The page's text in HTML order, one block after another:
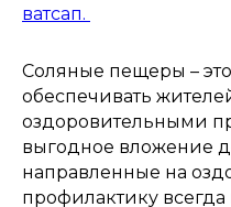
ватсап.
Соляные пещеры –
обеспечивать
оздоровительными
выгодное вложение
направленные на
профилактику всегда